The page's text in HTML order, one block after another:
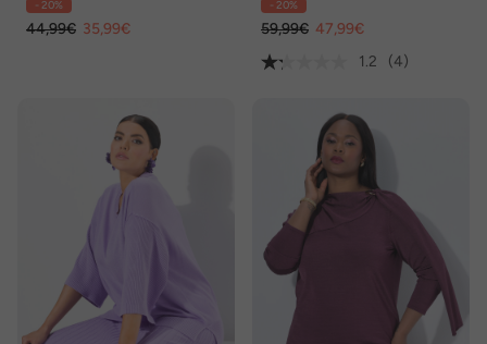
- 20%
44,99€ 35,99€
- 20%
59,99€ 47,99€
1.2
(4)